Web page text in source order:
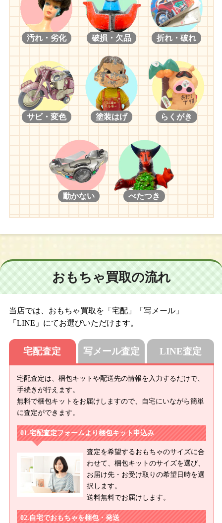
汚れ・劣化 破損・欠品 折れ・破れ
サビ・変色 塗装はげ らくがき
動かない べたつき
おもちゃ買取の流れ
当店では、おもちゃ買取を「宅配」「写メール」
「LINE」にてお選びいただけます。
宅配査定
宅配査定は、梱包キットや配送先の情報を入力するだけで、
手続きが行えます。
無料で梱包キットをお届けしますので、自宅にいながら簡単
に査定ができます。
宅配査定フォームより梱包キット申込み
査定を希望するおもちゃのサイズに合
わせて、梱包キットのサイズを選び、
お届け先・お受け取りの希望日時を選
択します。
送料無料でお届けします。
自宅でおもちゃを梱包・発送
写メール査定 LINE査定